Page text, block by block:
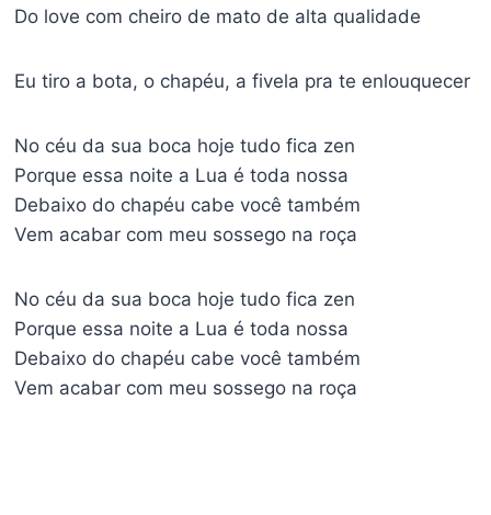
Do love com cheiro de mato de alta qualidade
Eu tiro a bota, o chapéu, a fivela pra te enlouquecer
No céu da sua boca hoje tudo fica zen
Porque essa noite a Lua é toda nossa
Debaixo do chapéu cabe você também
Vem acabar com meu sossego na roça
No céu da sua boca hoje tudo fica zen
Porque essa noite a Lua é toda nossa
Debaixo do chapéu cabe você também
Vem acabar com meu sossego na roça